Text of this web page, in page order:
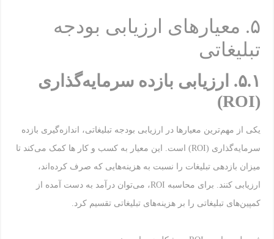
۵. معیارهای ارزیابی بودجه
تبلیغاتی
۵.۱. ارزیابی بازده سرمایه‌گذاری
(ROI)
یکی از مهم‌ترین معیارها در ارزیابی بودجه تبلیغاتی، اندازه‌گیری بازده
سرمایه‌گذاری (ROI) است. این معیار به کسب و کار ها کمک می‌کند تا
میزان بازدهی تبلیغات را نسبت به هزینه‌هایی که صرف کرده‌اند،
ارزیابی کنند. برای محاسبه ROI، می‌توان درآمد به دست آمده از
کمپین‌های تبلیغاتی را بر هزینه‌های تبلیغاتی تقسیم کرد.